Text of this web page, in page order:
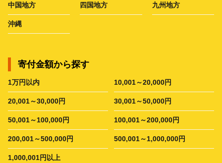
中国地方 四国地方 九州地方
沖縄
寄付金額から探す
1万円以内 10,001～20,000円
20,001～30,000円 30,001～50,000円
50,001～100,000円 100,001～200,000円
200,001～500,000円 500,001～1,000,000円
1,000,001円以上